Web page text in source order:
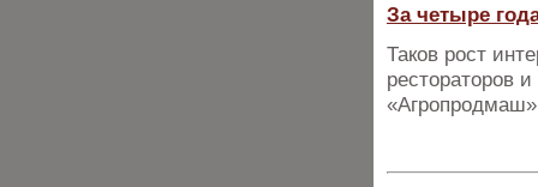
За четыре
Таков рост
рестораторов
«Агропродмаш»